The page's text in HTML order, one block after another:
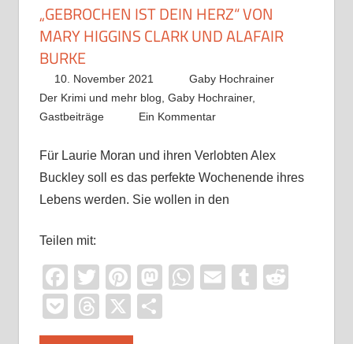
„GEBROCHEN IST DEIN HERZ“ VON
MARY HIGGINS CLARK UND ALAFAIR
BURKE
10. November 2021
Gaby Hochrainer
Der Krimi und mehr blog Gaby Hochrainer,
Gastbeiträge
Ein Kommentar
Für Laurie Moran und ihren Verlobten Alex
Buckley soll es das perfekte Wochenende ihres
Lebens werden. Sie wollen in den
Teilen mit:
Facebook
TwitterPinterest
Mastodon
WhatsApp
EmailTumblr
PocketThreads
X